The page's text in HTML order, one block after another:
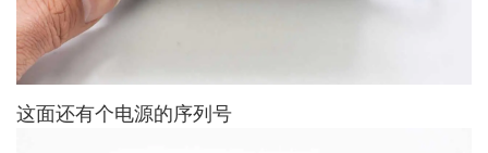
这面还有个电源的序列号